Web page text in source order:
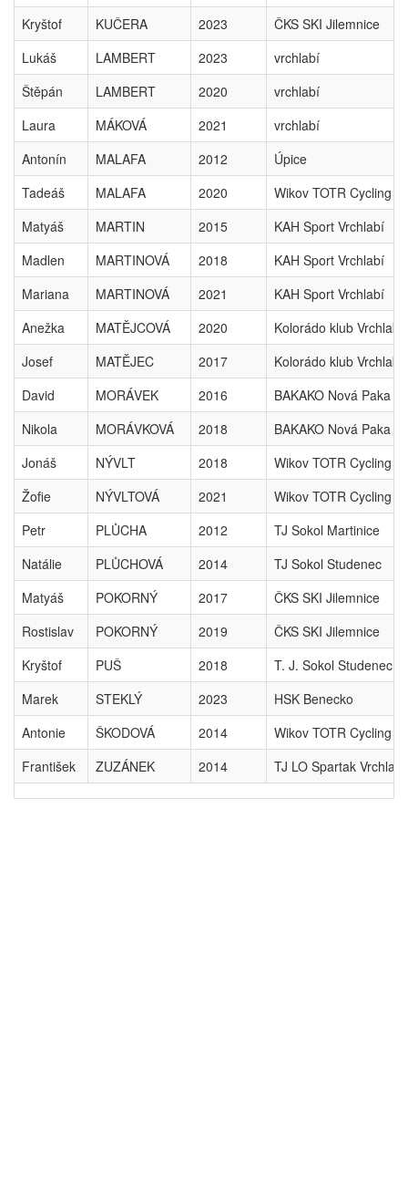
Kryštof
KUČERA 2023
ČKS SKI Jilemnice
Lukáš
LAMBERT 2023
vrchlabí
Štěpán
LAMBERT 2020
vrchlabí
Laura
MÁKOVÁ 2021
vrchlabí
Antonín
MALAFA 2012
Úpice
Tadeáš
MALAFA 2020
Wikov TOTR Cycling
Matyáš
MARTIN 2015
KAH Sport Vrchlabí
Madlen
MARTINOVÁ 2018
KAH Sport Vrchlabí
Mariana
MARTINOVÁ 2021
KAH Sport Vrchlabí
Anežka
MATĚJCOVÁ 2020
Kolorádo klub Vrchlabí
Josef
MATĚJEC 2017
Kolorádo klub Vrchlabí
David
MORÁVEK 2016
BAKAKO Nová Paka
Nikola
MORÁVKOVÁ 2018
BAKAKO Nová Paka
Jonáš
NÝVLT 2018
Wikov TOTR Cycling
Žofie
NÝVLTOVÁ 2021
Wikov TOTR Cycling
Petr
PLŮCHA 2012
TJ Sokol Martinice
Natálie
PLŮCHOVÁ 2014
TJ Sokol Studenec
Matyáš
POKORNÝ 2017
ČKS SKI Jilemnice
Rostislav
POKORNÝ 2019
ČKS SKI Jilemnice
Kryštof
PUŠ 2018
T. J. Sokol Studenec
Marek
STEKLÝ 2023
HSK Benecko
Antonie
ŠKODOVÁ 2014
Wikov TOTR Cycling
František
ZUZÁNEK 2014 TJ LO Spartak Vrchlabí